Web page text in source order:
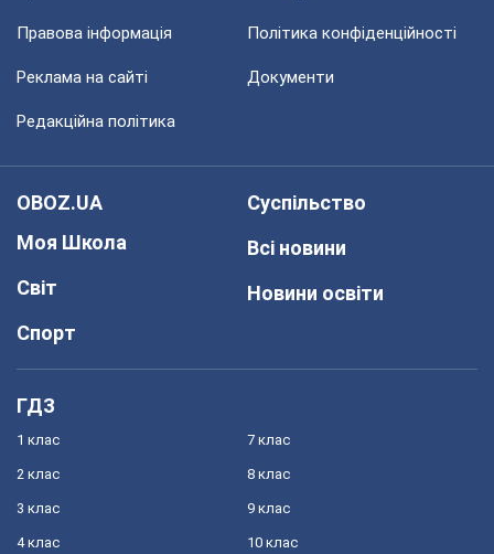
Правова інформація Політика конфіденційності
Реклама на сайті Документи
Редакційна політика
OBOZ.UA
Моя Школа
Світ
Спорт
Суспільство
Всі новини
Новини освіти
ГДЗ
1 клас
2 клас
3 клас
4 клас
7 клас
8 клас
9 клас
10 клас